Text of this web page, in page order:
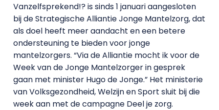
Vanzelfsprekend!? is sinds 1 januari aangesloten
bij de Strategische Alliantie Jonge Mantelzorg, dat
als doel heeft meer aandacht en een betere
ondersteuning te bieden voor jonge
mantelzorgers. “Via de Alliantie mocht ik voor de
Week van de Jonge Mantelzorger in gesprek
gaan met minister Hugo de Jonge.” Het ministerie
van Volksgezondheid, Welzijn en Sport sluit bij die
week aan met de campagne Deel je zorg.